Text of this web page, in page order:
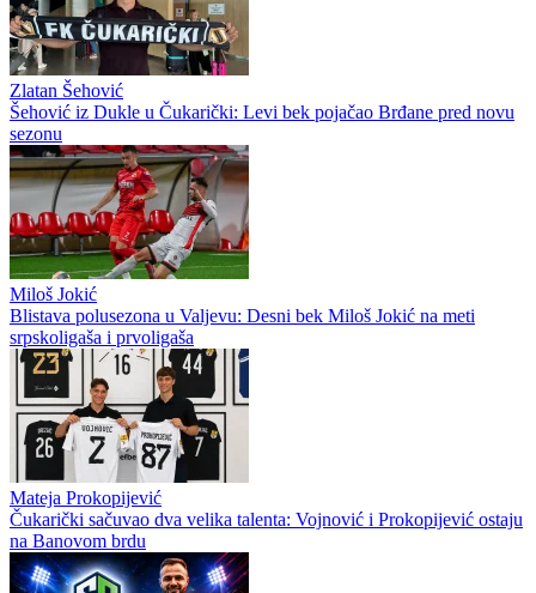
Zlatan Šehović
Šehović iz Dukle u Čukarički: Levi bek pojačao Brđane pred novu
sezonu
Miloš Jokić
Blistava polusezona u Valjevu: Desni bek Miloš Jokić na meti
srpskoligaša i prvoligaša
Mateja Prokopijević
Čukarički sačuvao dva velika talenta: Vojnović i Prokopijević ostaju
na Banovom brdu